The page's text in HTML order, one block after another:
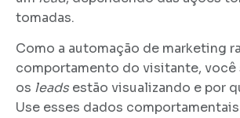
tomadas.
Como a automação de marketing
comportamento do visitante, você
os leads estão visualizando e por
Use esses dados